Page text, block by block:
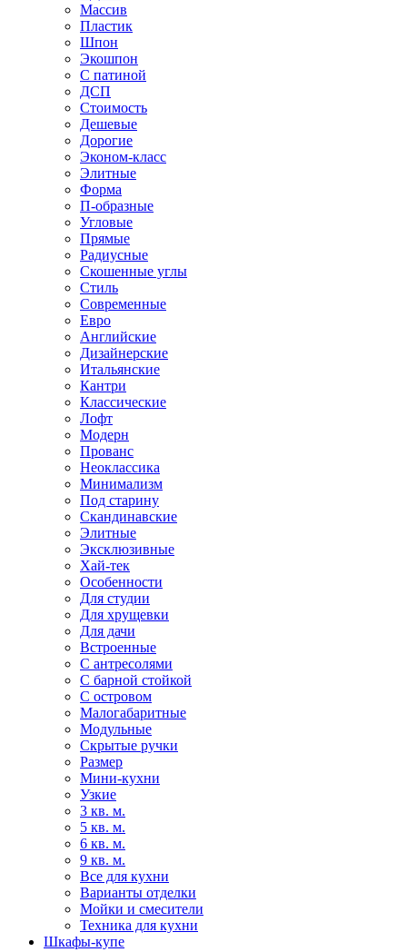
Массив
Пластик
Шпон
Экошпон
С патиной
ДСП
Стоимость
Дешевые
Дорогие
Эконом-класс
Элитные
Форма
П-образные
Угловые
Прямые
Радиусные
Скошенные углы
Стиль
Современные
Евро
Английские
Дизайнерские
Итальянские
Кантри
Классические
Лофт
Модерн
Прованс
Неоклассика
Минимализм
Под старину
Скандинавские
Элитные
Эксклюзивные
Хай-тек
Особенности
Для студии
Для хрущевки
Для дачи
Встроенные
С антресолями
С барной стойкой
С островом
Малогабаритные
Модульные
Скрытые ручки
Размер
Мини-кухни
Узкие
3 кв. м.
5 кв. м.
6 кв. м.
9 кв. м.
Все для кухни
Варианты отделки
Мойки и смесители
Техника для кухни
Шкафы-купе